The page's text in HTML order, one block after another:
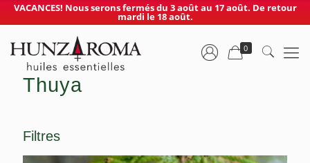
VACANCES! Nous serons fermés du 3 août au 17 août. De retour
mardi le 18 août.
0
Thuya
Filtres